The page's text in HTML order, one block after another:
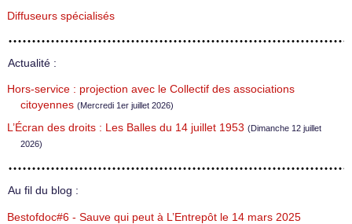
Diffuseurs spécialisés
Actualité :
Hors-service : projection avec le Collectif des associations
citoyennes (Mercredi 1er juillet 2026)
L’Écran des droits : Les Balles du 14 juillet 1953 (Dimanche 12 juillet
2026)
Au fil du blog :
Bestofdoc#6 - Sauve qui peut à L’Entrepôt le 14 mars 2025